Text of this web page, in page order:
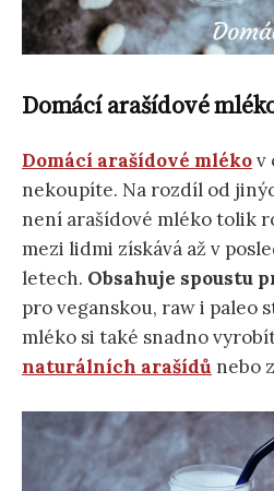
Domácí arašídové
Domácí arašídové mlékov
nekoupíte. Na rozdíl od
není arašídové mléko tolik
mezi lidmi získává až v
letech. Obsahuje spoustu
pro veganskou, raw i paleo
mléko si také snadno
naturálních arašídů nebo z